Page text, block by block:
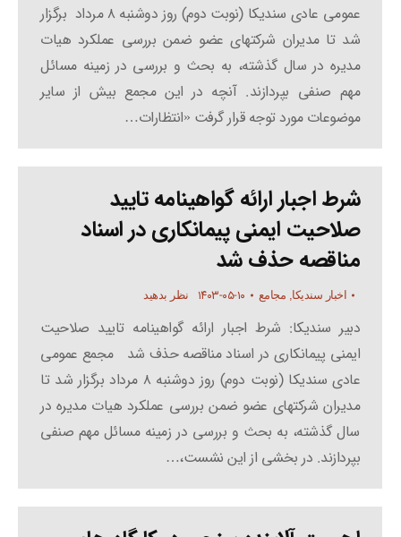
عمومی عادی سندیکا (نوبت دوم) روز دوشنبه ۸ مرداد برگزار
شد تا مدیران شرکتهای عضو ضمن بررسی عملکرد هیات
مدیره در سال گذشته، به بحث و بررسی در زمینه مسائل
مهم صنفی بپردازند. آنچه در این مجمع بیش از سایر
موضوعات مورد توجه قرار گرفت «انتظارات…
شرط اجبار ارائه گواهینامه تایید
صلاحیت ایمنی پیمانکاری در اسناد
مناقصه حذف شد
اخبار سندیکا, مجامع ۱۴۰۳-۰۵-۱۰ نظر بدهید
دبیر سندیکا: شرط اجبار ارائه گواهینامه تایید صلاحیت
ایمنی پیمانکاری در اسناد مناقصه حذف شد مجمع عمومی
عادی سندیکا (نوبت دوم) روز دوشنبه ۸ مرداد برگزار شد تا
مدیران شرکتهای عضو ضمن بررسی عملکرد هیات مدیره در
سال گذشته، به بحث و بررسی در زمینه مسائل مهم صنفی
بپردازند. در بخشی از این نشست،…